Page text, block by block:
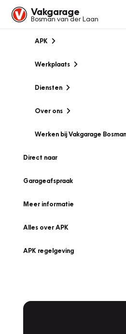
Vakgarage
Bosman van der Laan
APK
Werkplaats
Diensten
Over ons
Werken bij Vakgarage
Direct naar
Garageafspraak
Meer informatie
Alles over APK
APK regelgeving